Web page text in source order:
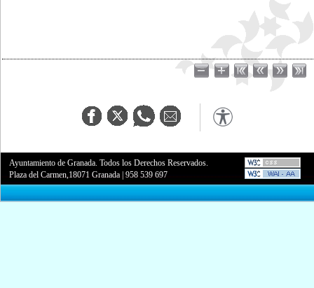
Ayuntamiento de Granada. Todos los Derechos Reservados.
Plaza del Carmen,18071 Granada |958 539 697